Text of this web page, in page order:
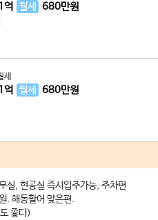
억 월세 680만원
세
억 월세 680만원
실, 현공실 즉시입주가능, 주차편
. 해동활어 맞은편.
좋다)